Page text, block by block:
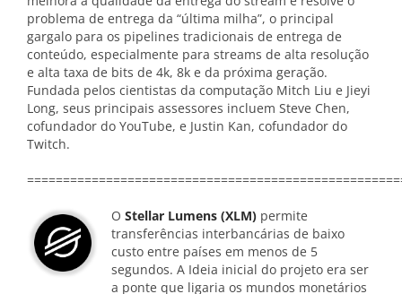
problema de entrega da “última milha”, o principal
gargalo para os pipelines tradicionais de entrega de
conteúdo, especialmente para streams de alta resolução
e alta taxa de bits de 4k, 8k e da próxima geração.
Fundada pelos cientistas da computação Mitch Liu e Jieyi
Long, seus principais assessores incluem Steve Chen,
cofundador do YouTube, e Justin Kan, cofundador do
Twitch.
OStellar Lumens (XLM) permite
transferências interbancárias de baixo
custo entre países em menos de 5
segundos. A Ideia inicial do projeto era ser
a ponte que ligaria os mundos monetários